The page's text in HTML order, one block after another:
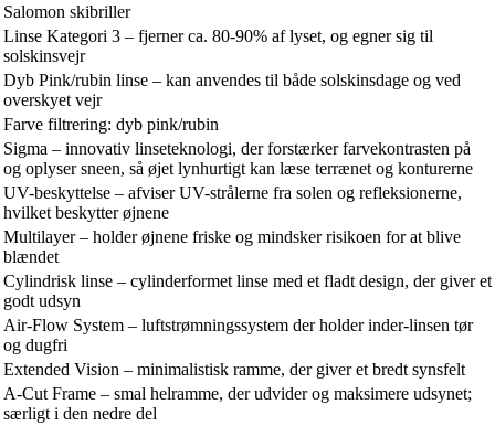
Salomon skibriller
Linse Kategori 3 – fjerner ca. 80-90% af lyset, og egner sig til
solskinsvejr
Dyb Pink/rubin linse – kan anvendes til både solskinsdage og ved
overskyet vejr
Farve filtrering: dyb pink/rubin
Sigma – innovativ linseteknologi, der forstærker farvekontrasten på
og oplyser sneen, så øjet lynhurtigt kan læse terrænet og konturerne
UV-beskyttelse – afviser UV-strålerne fra solen og refleksionerne,
hvilket beskytter øjnene
Multilayer – holder øjnene friske og mindsker risikoen for at blive
blændet
Cylindrisk linse – cylinderformet linse med et fladt design, der giver et
godt udsyn
Air-Flow System – luftstrømningssystem der holder inder-linsen tør
og dugfri
Extended Vision – minimalistisk ramme, der giver et bredt synsfelt
A-Cut Frame – smal helramme, der udvider og maksimere udsynet;
særligt i den nedre del